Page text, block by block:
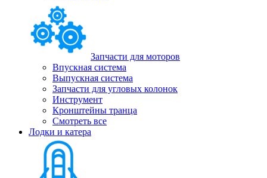
Запчасти для моторов
Впускная система
Выпускная система
Запчасти для угловых колонок
Инструмент
Кронштейны транца
Смотреть все
Лодки и катера